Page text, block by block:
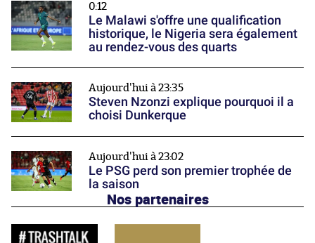
0:12
Le Malawi s'offre une qualification
historique, le Nigeria sera également
au rendez-vous des quarts
Aujourd'hui à 23:35
Steven Nzonzi explique pourquoi il a
choisi Dunkerque
Aujourd'hui à 23:02
Le PSG perd son premier trophée de
la saison
Nos partenaires